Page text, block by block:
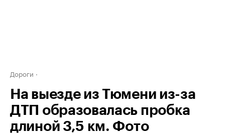
Дороги
На выезде из Тюмени из-за
ДТП образовалась пробка
длиной 3,5 км. Фото